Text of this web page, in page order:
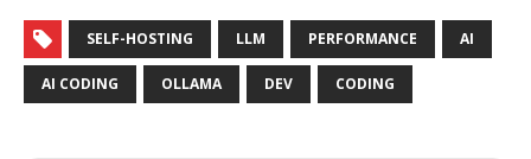
SELF-HOSTING LLM PERFORMANCE AI
AI CODING OLLAMA DEV CODING